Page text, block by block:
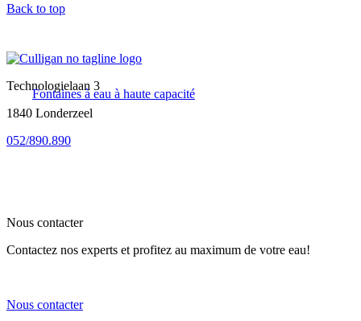
Fontaines à eau à haute capacité
Back to top
Technologielaan 3
1840 Londerzeel
052/890.890
Nous contacter
Contactez nos experts et profitez au maximum de votre eau!
Nous contacter